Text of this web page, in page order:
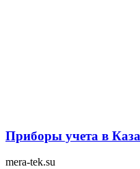
Приборы учета в
mera-tek.su